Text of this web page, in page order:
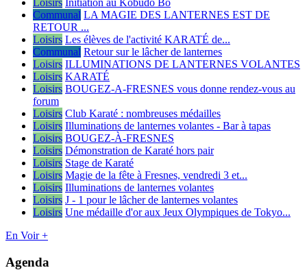
Communal LA MAGIE DES LANTERNES EST DE
RETOUR ...
Loisirs Les élèves de l'activité KARATÉ de...
Communal Retour sur le lâcher de lanternes
Loisirs ILLUMINATIONS DE LANTERNES VOLANTES
Loisirs KARATÉ
Loisirs BOUGEZ-A-FRESNES vous donne rendez-vous au
forum
Loisirs Club Karaté : nombreuses médailles
Loisirs Illuminations de lanternes volantes - Bar à tapas
Loisirs BOUGEZ-À-FRESNES
Loisirs Démonstration de Karaté hors pair
Loisirs Stage de Karaté
Loisirs Magie de la fête à Fresnes, vendredi 3 et...
Loisirs Illuminations de lanternes volantes
Loisirs J - 1 pour le lâcher de lanternes volantes
Loisirs Une médaille d'or aux Jeux Olympiques de Tokyo...
En Voir +
Agenda